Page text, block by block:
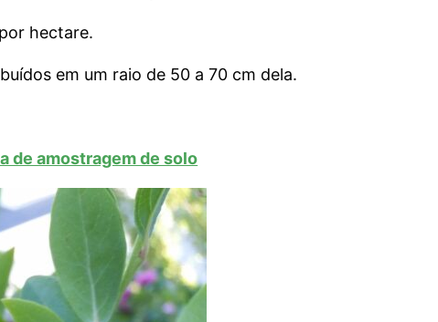
hectare.
em um raio de 50 a 70 cm dela.
de amostragem de solo